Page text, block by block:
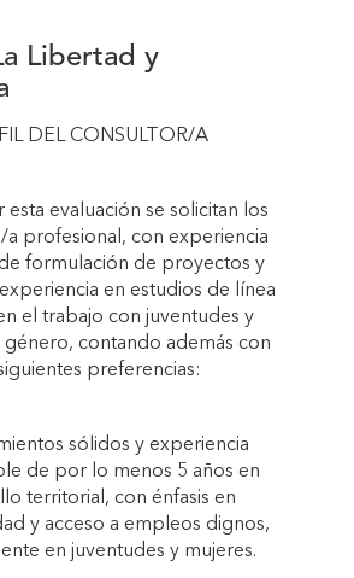
Y
DIGNOS,
Y
DE
Y
DE 3
Libertad y
DEL CONSULTOR/A
esta evaluación se solicitan los
a profesional, con experiencia
formulación de proyectos y
en estudios de línea
el trabajo con juventudes y
contando además con
preferencias:
sólidos y experiencia
de por lo menos 5 años en
territorial, con énfasis en
y acceso a empleos dignos,
en juventudes y mujeres.